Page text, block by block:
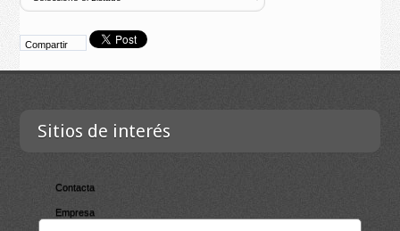
Compartir
Sitios de interés
Contacta
Empresa